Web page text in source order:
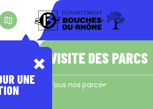
ÊTRE ACCOMPAGNÉ(E)
Les coups de pouce du Département
VISITE DES PARCS
Tous nos parcs
UNE